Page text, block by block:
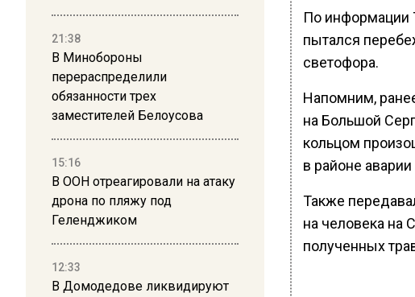
21:38
В Минобороны
перераспределили
обязанности трех
заместителей Белоусова
15:16
В ООН отреагировали на атаку
дрона по пляжу под
Геленджиком
12:33
В Домодедове ликвидируют
По информации
пытался
светофора.
Напомним,
на Большой
кольцом
в районе
Также
на человека на
полученных